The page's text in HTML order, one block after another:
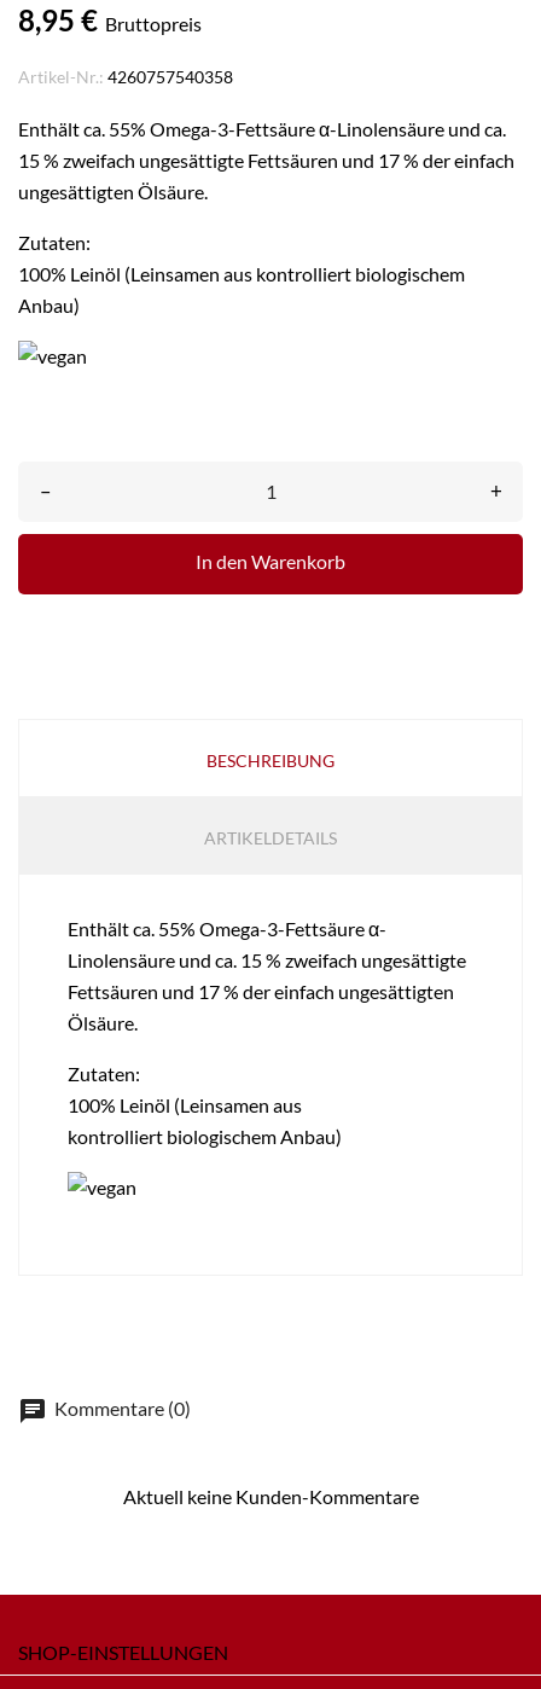
8,95 € Bruttopreis
Artikel-Nr.: 4260757540358
Enthält ca. 55% Omega-3-Fettsäure α-Linolensäure und ca.
15 % zweifach ungesättigte Fettsäuren und 17 % der einfach
ungesättigten Ölsäure.
Zutaten:
100% Leinöl (Leinsamen aus kontrolliert biologischem
Anbau)
– +
In den Warenkorb
BESCHREIBUNG
ARTIKELDETAILS
Enthält ca. 55% Omega-3-Fettsäure α-
Linolensäure und ca. 15 % zweifach ungesättigte
Fettsäuren und 17 % der einfach ungesättigten
Ölsäure.
Zutaten:
100% Leinöl (Leinsamen aus
kontrolliert biologischem Anbau)
Kommentare (0)
Aktuell keine Kunden-Kommentare
SHOP-EINSTELLUNGEN